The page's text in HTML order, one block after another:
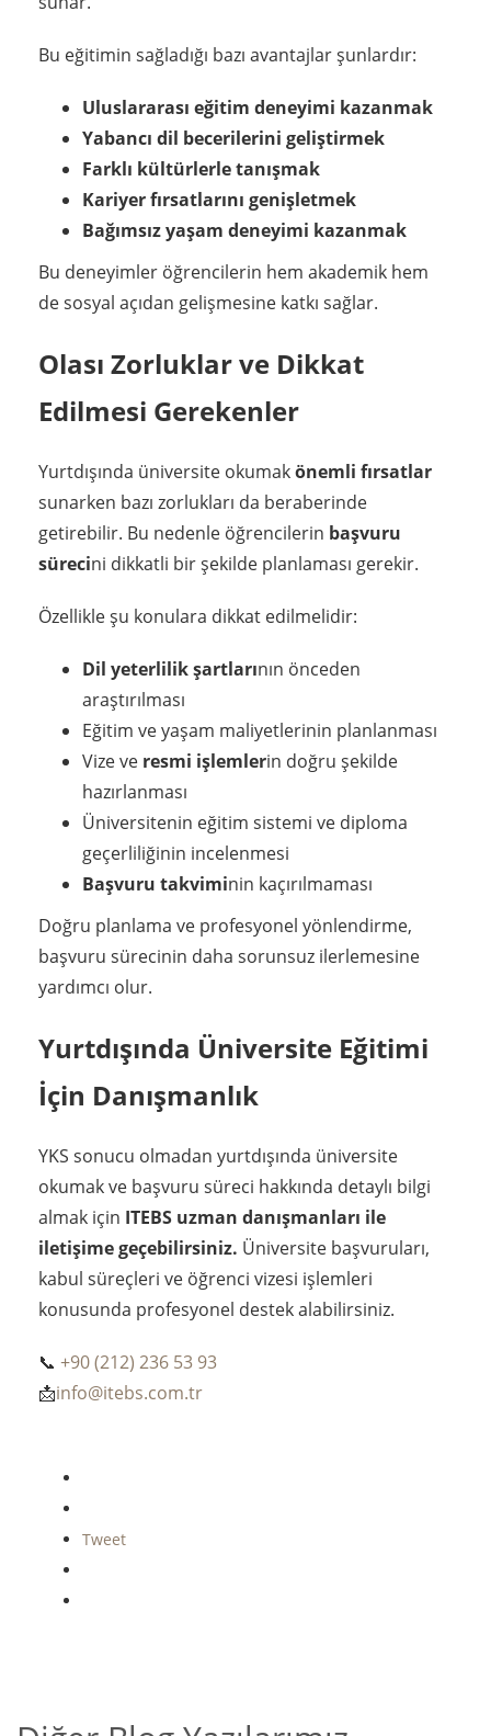
Bu eğitimin sağladığı bazı avantajlar şunlardır:
Uluslararası eğitim deneyimi kazanmak
Yabancı dil becerilerini geliştirmek
Farklı kültürlerle tanışmak
Kariyer fırsatlarını genişletmek
Bağımsız yaşam deneyimi kazanmak
Bu deneyimler öğrencilerin hem akademik hem
de sosyal açıdan gelişmesine katkı sağlar.
Olası Zorluklar ve Dikkat
Edilmesi Gerekenler
Yurtdışında üniversite okumakönemli fırsatlar
sunarken bazı zorlukları da beraberinde
getirebilir. Bu nedenle öğrencilerin başvuru
sürecini dikkatli bir şekilde planlaması gerekir.
Özellikle şu konulara dikkat edilmelidir:
Dil yeterlilik şartlarının önceden
araştırılması
Eğitim ve yaşam maliyetlerinin planlanması
Vize ve resmi işlemlerin doğru şekilde
hazırlanması
Üniversitenin eğitim sistemi ve diploma
geçerliliğinin incelenmesi
Başvuru takviminin kaçırılmaması
Doğru planlama ve profesyonel yönlendirme,
başvuru sürecinin daha sorunsuz ilerlemesine
yardımcı olur.
Yurtdışında Üniversite Eğitimi
İçin Danışmanlık
YKS sonucu olmadan yurtdışında üniversite
okumak ve başvuru süreci hakkında detaylı bilgi
almak için ITEBS uzman danışmanları ile
iletişime geçebilirsiniz. Üniversite başvuruları,
kabul süreçleri ve öğrenci vizesi işlemleri
konusunda profesyonel destek alabilirsiniz.
📞 +90 (212) 236 53 93
📩info@itebs.com.tr
Tweet